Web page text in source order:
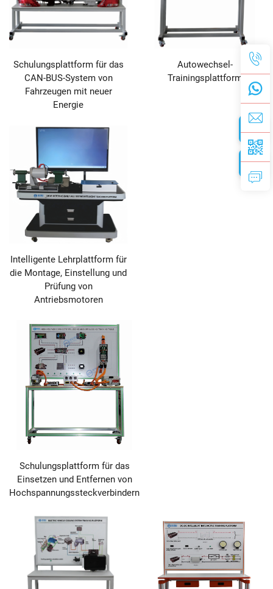
Schulungsplattform für das
CAN-BUS-System von
Fahrzeugen mit neuer
Energie
Autowechsel-
Trainingsplattform
Intelligente Lehrplattform für
die Montage, Einstellung und
Prüfung von
Antriebsmotoren
Schulungsplattform für das
Einsetzen und Entfernen von
Hochspannungssteckverbindern